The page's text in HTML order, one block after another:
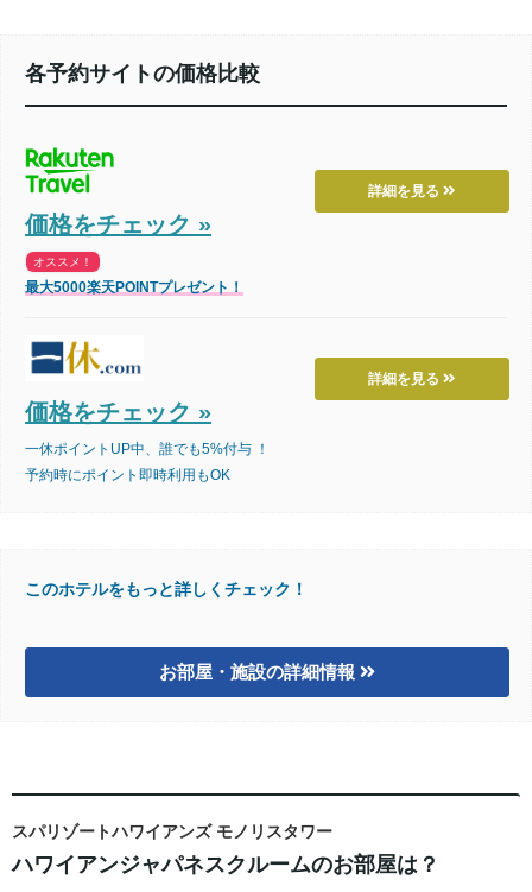
各予約サイトの価格比較
詳細を見る
価格をチェック »
オススメ！
最大5000楽天POINTプレゼント！
詳細を見る
価格をチェック »
一休ポイントUP中、誰でも5%付与 ！
予約時にポイント即時利用もOK
このホテルをもっと詳しくチェック！
お部屋・施設の詳細情報
スパリゾートハワイアンズ モノリスタワー
ハワイアンジャパネスクルームのお部屋は？